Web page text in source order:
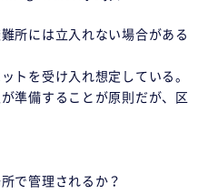
所には立入れない場合がある
トを受け入れ想定している。
準備することが原則だが、区
で管理されるか？